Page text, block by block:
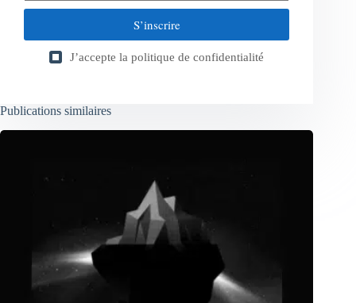
S’inscrire
J’accepte la politique de confidentialité
Publications similaires